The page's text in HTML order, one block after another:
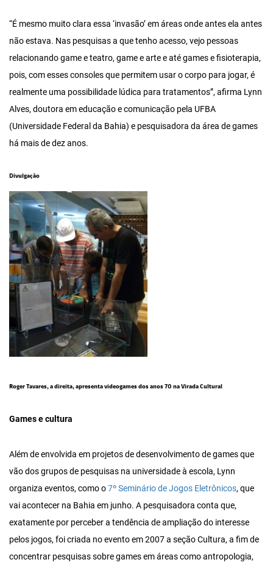
“É mesmo muito clara essa ‘invasão’ em áreas onde antes ela antes
não estava. Nas pesquisas a que tenho acesso, vejo pessoas
relacionando game e teatro, game e arte e até games e fisioterapia,
pois, com esses consoles que permitem usar o corpo para jogar, é
realmente uma possibilidade lúdica para tratamentos”, afirma Lynn
Alves, doutora em educação e comunicação pela UFBA
(Universidade Federal da Bahia) e pesquisadora da área de games
há mais de dez anos.
Divulgação
Roger Tavares, a direita, apresenta videogames dos anos 70 na Virada Cultural
Games e cultura
Além de envolvida em projetos de desenvolvimento de games que
vão dos grupos de pesquisas na universidade à escola, Lynn
organiza eventos, como o7º Seminário de Jogos Eletrônicos, que
vai acontecer na Bahia em junho. A pesquisadora conta que,
exatamente por perceber a tendência de ampliação do interesse
pelos jogos, foi criada no evento em 2007 a seção Cultura, a fim de
concentrar pesquisas sobre games em áreas como antropologia,